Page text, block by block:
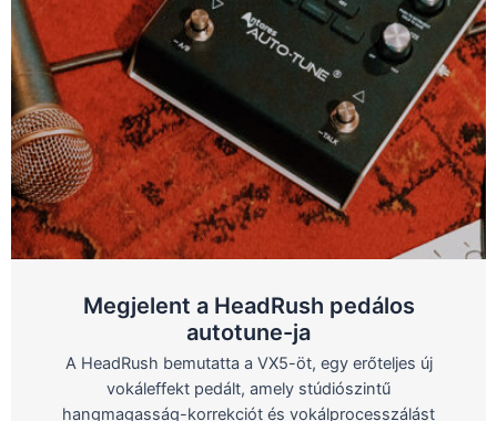
Megjelent a HeadRush pedálos
autotune-ja
A HeadRush bemutatta a VX5-öt, egy erőteljes új
vokáleffekt pedált, amely stúdiószintű
hangmagasság-korrekciót és vokálprocesszálást